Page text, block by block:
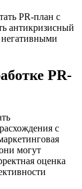
PR-план с
антикризисный
PR-
с
могут
оценка